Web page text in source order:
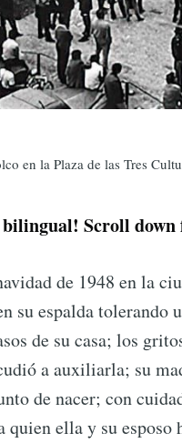
en la Plaza de las Tres
Scroll
de 1948 en la
su espalda
de su casa; los
a auxiliarla; su
de nacer; con
quien ella y su